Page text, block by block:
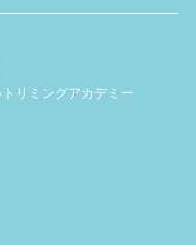
リミングアカデミー